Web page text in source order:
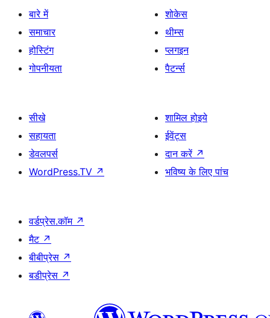
बारे में
समाचार
होस्टिंग
गोपनीयता
शोकेस
थीम्स
प्लगइन
पैटर्न्स
सीखे
सहायता
डेवलपर्स
WordPress.TV ↗
शामिल होइये
ईवेंट्स
दान करें ↗
भविष्य के लिए पांच
वर्डप्रेस.कॉम ↗
मैट ↗
बीबीप्रेस ↗
बडीप्रेस ↗